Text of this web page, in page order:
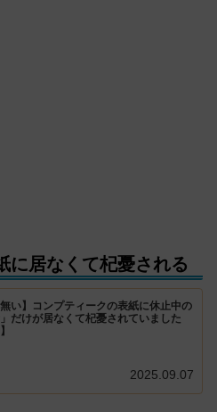
に居なくて杞憂される
無い】コンプティークの表紙に休止中の
」だけが居なくて杞憂されていました
2025.09.07